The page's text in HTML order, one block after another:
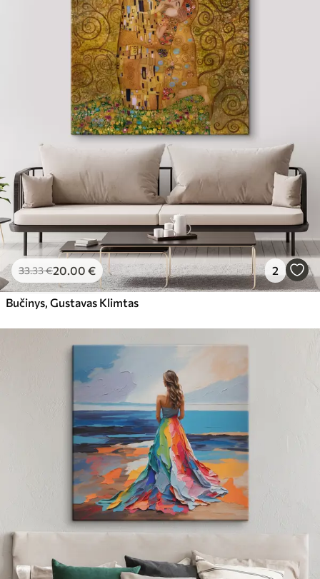
33.33€20 .00 € 2
Bučinys, Gustavas Klimtas